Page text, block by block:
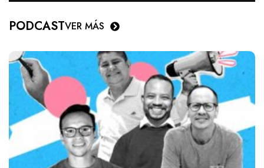
PODCASTVER MÁS